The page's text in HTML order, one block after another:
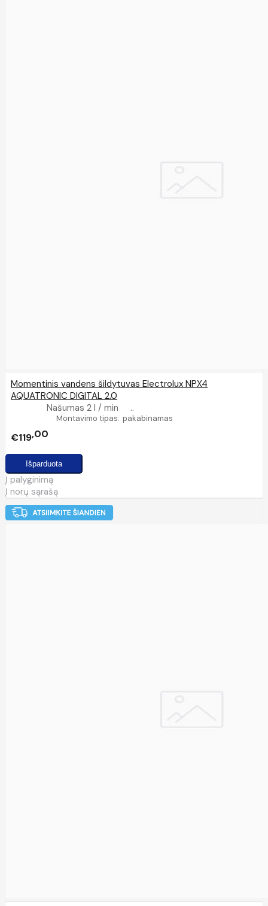
Momentinis vandens šildytuvas Electrolux NPX4
AQUATRONIC DIGITAL 2.0
Našumas 2 l / min ..
Montavimo tipas: pakabinamas
€119 00
Į palyginimą
Į norų sąrašą